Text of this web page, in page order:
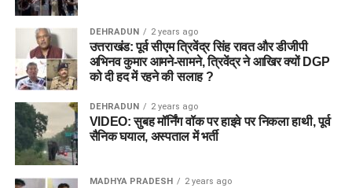
DEHRADUN 2 years ago
उत्तराखंड: पूर्व सीएम त्रिवेंद्र सिंह रावत और डीजीपी
अभिनव कुमार आमने-सामने, त्रिवेंद्र ने आखिर क्यों DGP
को दी हद में रहने की सलाह ?
DEHRADUN 2 years ago
VIDEO: सुबह मॉर्निंग वॉक पर हाइवे पर निकला हाथी, पूर्व
सैनिक घयाल, अस्पताल में भर्ती
MADHYA PRADESH 2 years ago